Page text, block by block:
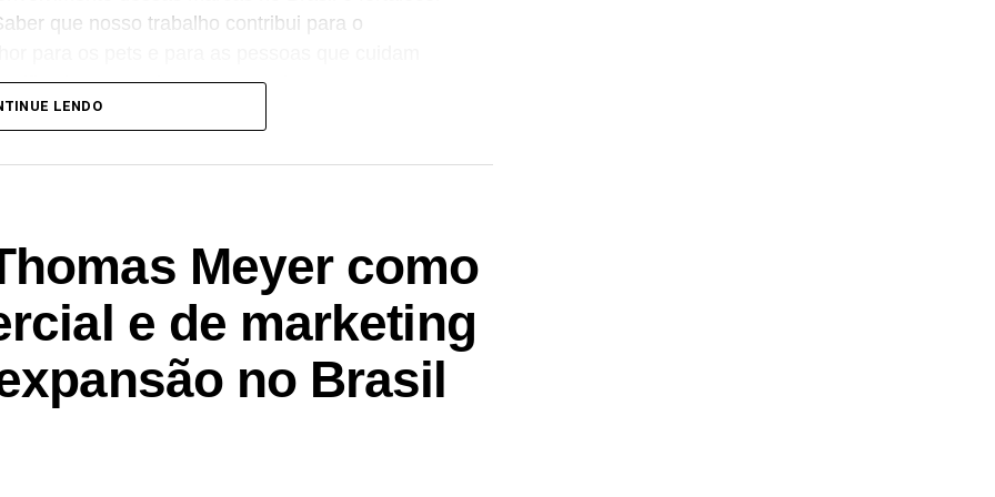
que nosso trabalho contribui para o
ressalta Luana Nardez.
a competitividade da empresa no setor. “A
inovação e gestão de marcas. Sua visão
portfólios relevantes serão importantes para
e ampliando sua relevância junto aos tutores
LENDO
Meyer como
e de marketing
no Brasil